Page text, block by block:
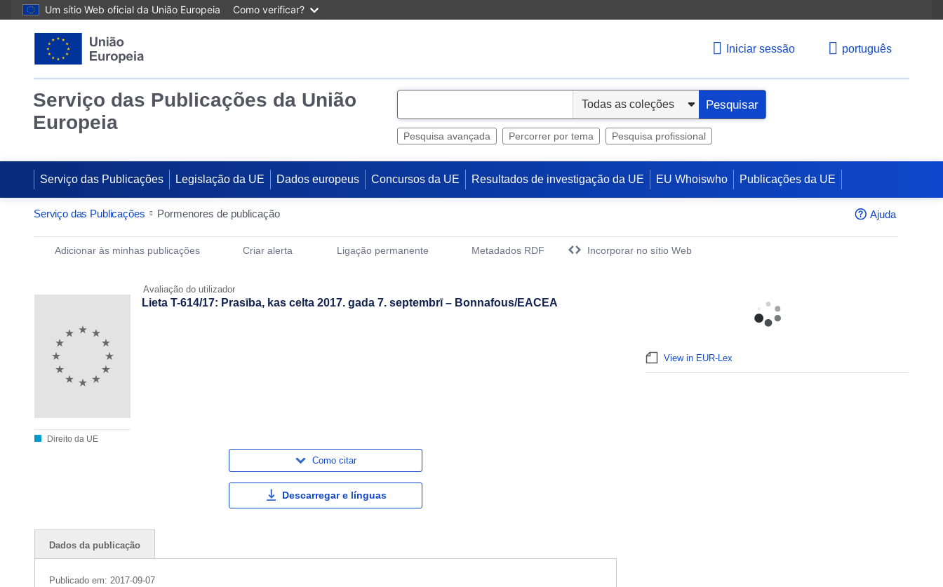
Um sítio Web oficial da União Europeia Como verificar?
Iniciar sessão português
Serviço das Publicações da União
Europeia
e
Pesquisar
Pesquisa avançada Percorrer por tema Pesquisa profissional
Serviço das Publicações Legislação da UE Dados europeus Concursos da UE Resultados de investigação da UE EU Whoiswho Publicações da UE
Serviço das Publicações Pormenores de publicação Ajuda
Publication Detail Actions Portlet
Adicionar às minhas publicações Criar alerta Ligação permanente
Metadados RDF
Incorporar no sítio Web
Avaliação do utilizador
Direito da UE
Lieta T-614/17: Prasība, kas celta 2017. gada 7. septembrī – Bonnafous/EACEA
Como citar
Descarregar e línguas
Dados da publicação
Publicado em: 2017-09-07
View in EUR-Lex